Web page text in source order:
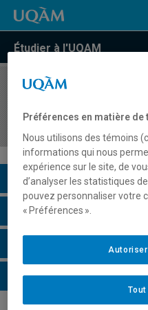
Étudier à l'UQAM
COURS//
planification de
Description du cours
Horaire - Été 2026
Horaire - Automne 2026
Horaire - Hiver 2027
Préférences en matière de
Nous utilisons des témoins
informations qui nous
expérience sur le site, de
d’analyser les statistiques
pouvez personnaliser votre
« Préférences ».